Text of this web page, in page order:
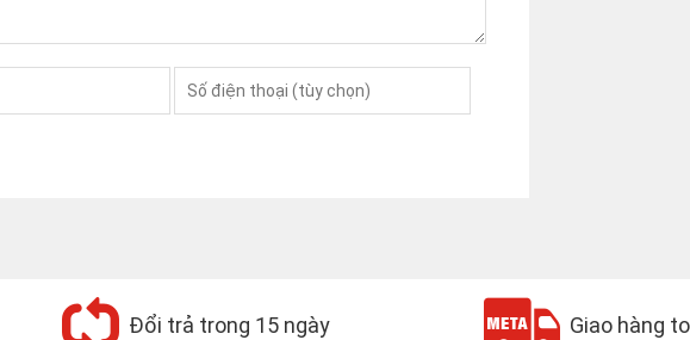
Đổi trả trong 15 ngày Giao hàng